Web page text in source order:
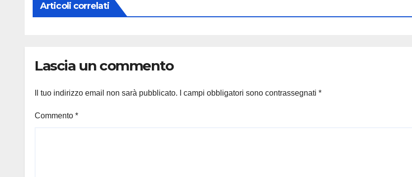
Articoli correlati
Lascia un commento
Il tuo indirizzo email non sarà pubblicato. I campi obbligatori sono contrassegnati *
Commento *